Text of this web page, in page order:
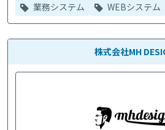
業務システム WEBシステム
株式会社MH